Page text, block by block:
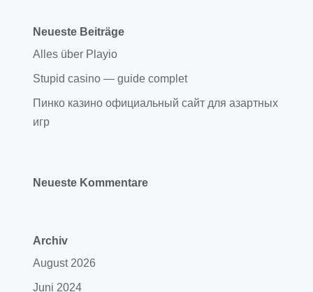
Neueste Beiträge
Alles über Playio
Stupid casino — guide complet
Пинко казино официальный сайт для азартных
игр
Neueste Kommentare
Archiv
August 2026
Juni 2024